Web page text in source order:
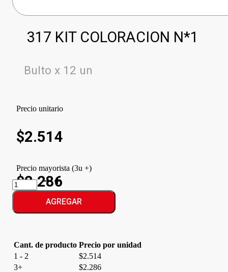
317 KIT COLORACION N*1
Bulto x 12 un
Precio unitario
$2.514
Precio mayorista (3u +)
$2.286
317
KIT
COLORACION
cantidad
AGREGAR
Cant. de producto Precio por unidad
1 - 2
$2.514
3+
$2.286